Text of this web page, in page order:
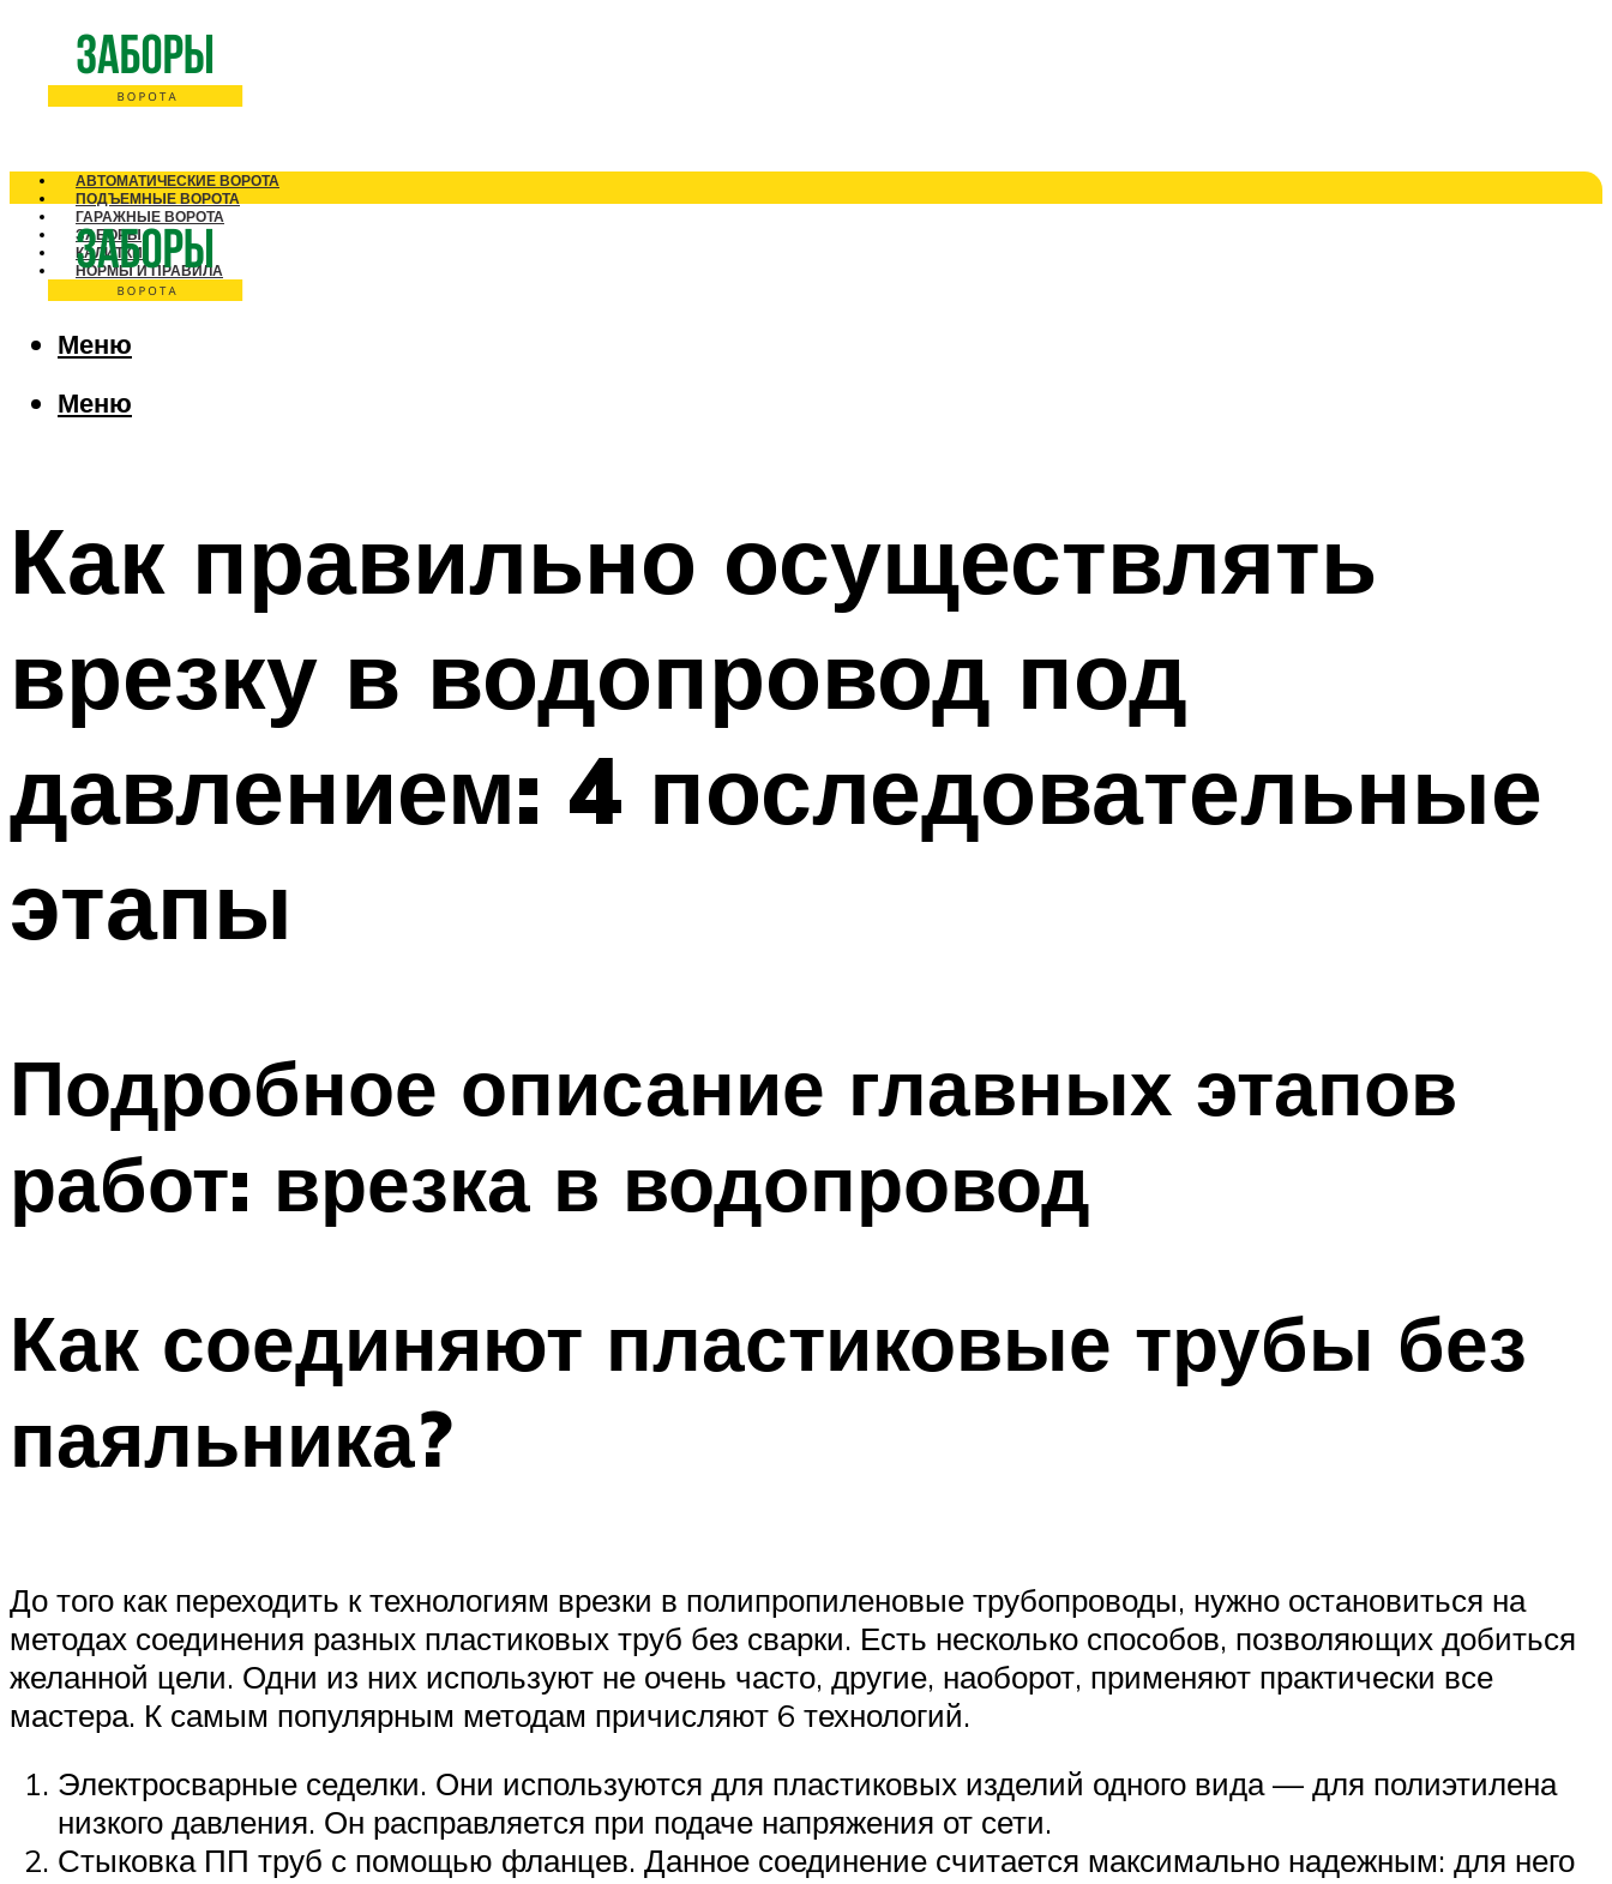
АВТОМАТИЧЕСКИЕ ВОРОТА
ПОДЪЕМНЫЕ ВОРОТА
ГАРАЖНЫЕ ВОРОТА
ЗАБОРЫ
КАЛИТКИ
НОРМЫ И ПРАВИЛА
Меню
Меню
Как правильно осуществлять
врезку в водопровод под
давлением: 4 последовательные
этапы
Подробное описание главных этапов
работ: врезка в водопровод
Как соединяют пластиковые трубы без
паяльника?
До того как переходить к технологиям врезки в полипропиленовые трубопроводы, нужно остановиться на
методах соединения разных пластиковых труб без сварки. Есть несколько способов, позволяющих добиться
желанной цели. Одни из них используют не очень часто, другие, наоборот, применяют практически все
мастера. К самым популярным методам причисляют 6 технологий.
Электросварные седелки. Они используются для пластиковых изделий одного вида — для полиэтилена
низкого давления. Он расправляется при подаче напряжения от сети.
Стыковка ПП труб с помощью фланцев. Данное соединение считается максимально надежным: для него